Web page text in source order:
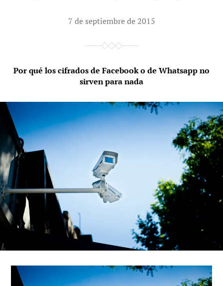
7 de septiembre de 2015
Por qué los cifrados de Facebook o de Whatsapp no
sirven para nada